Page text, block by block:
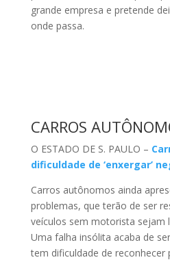
grande empresa e pretende
onde passa.
CARROS
O ESTADO DE S. PAULO –
dificuldade de ‘enxergar’
Carros autônomos ainda
problemas, que terão de ser
veículos sem motorista sejam
Uma falha insólita acaba de
tem dificuldade de reconhecer